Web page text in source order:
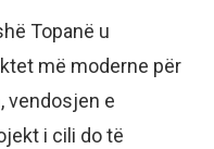
Topanë u
më moderne për
vendosjen e
i cili do të